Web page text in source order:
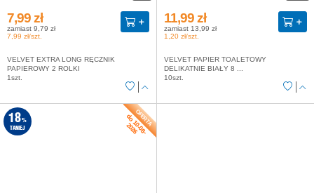
7,99 zł
zamiast 9,79 zł
7,99 zł/szt.
VELVET EXTRA LONG RĘCZNIK
PAPIEROWY 2 ROLKI
1szt.
11,99 zł
zamiast 13,99 zł
1,20 zł/szt.
VELVET PAPIER TOALETOWY
DELIKATNIE BIAŁY 8 ...
10szt.
do 10-08-
2026
18%
TANIEJ